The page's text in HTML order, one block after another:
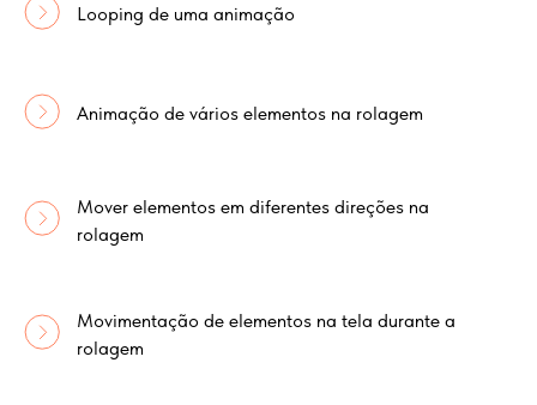
Looping de uma animação
Animação de vários elementos na rolagem
Mover elementos em diferentes direções na
rolagem
Movimentação de elementos na tela durante a
rolagem